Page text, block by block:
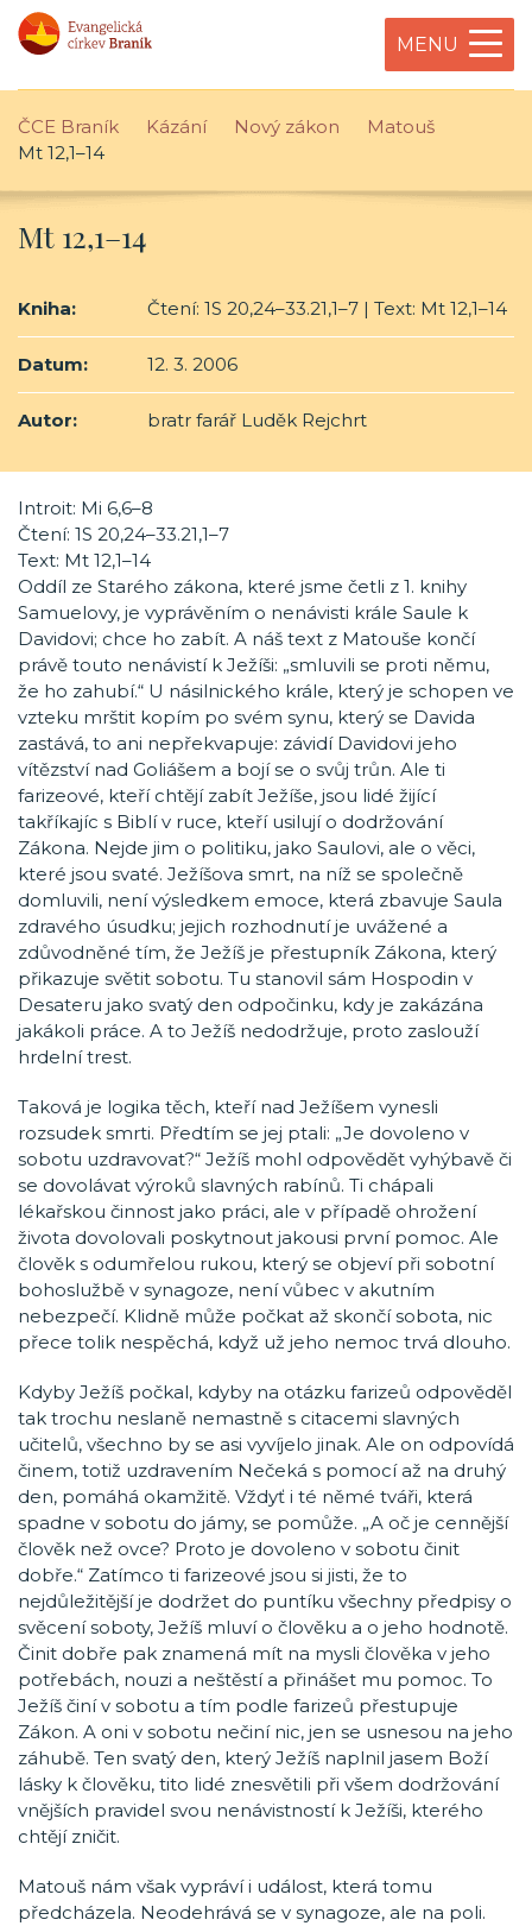
MENU
ČCE Braník Kázání Nový zákon
Matouš
Mt 12,1–14
Mt 12,1–14
Kniha: Čtení: 1S 20,24–33.21,1–7 | Text: Mt 12,1–14
Datum: 12. 3. 2006
Autor: bratr farář Luděk Rejchrt
Introit: Mi 6,6–8
Čtení: 1S 20,24–33.21,1–7
Text: Mt 12,1–14
Oddíl ze Starého zákona, které jsme četli z 1. knihy
Samuelovy, je vyprávěním o nenávisti krále Saule k
Davidovi; chce ho zabít. A náš text z Matouše končí
právě touto nenávistí k Ježíši: „smluvili se proti němu,
že ho zahubí.“ U násilnického krále, který je schopen ve
vzteku mrštit kopím po svém synu, který se Davida
zastává, to ani nepřekvapuje: závidí Davidovi jeho
vítězství nad Goliášem a bojí se o svůj trůn. Ale ti
farizeové, kteří chtějí zabít Ježíše, jsou lidé žijící
takříkajíc s Biblí v ruce, kteří usilují o dodržování
Zákona. Nejde jim o politiku, jako Saulovi, ale o věci,
které jsou svaté. Ježíšova smrt, na níž se společně
domluvili, není výsledkem emoce, která zbavuje Saula
zdravého úsudku; jejich rozhodnutí je uvážené a
zdůvodněné tím, že Ježíš je přestupník Zákona, který
přikazuje světit sobotu. Tu stanovil sám Hospodin v
Desateru jako svatý den odpočinku, kdy je zakázána
jakákoli práce. A to Ježíš nedodržuje, proto zaslouží
hrdelní trest.
Taková je logika těch, kteří nad Ježíšem vynesli
rozsudek smrti. Předtím se jej ptali: „Je dovoleno v
sobotu uzdravovat?“ Ježíš mohl odpovědět vyhýbavě či
se dovolávat výroků slavných rabínů. Ti chápali
lékařskou činnost jako práci, ale v případě ohrožení
života dovolovali poskytnout jakousi první pomoc. Ale
člověk s odumřelou rukou, který se objeví při sobotní
bohoslužbě v synagoze, není vůbec v akutním
nebezpečí. Klidně může počkat až skončí sobota, nic
přece tolik nespěchá, když už jeho nemoc trvá dlouho.
Kdyby Ježíš počkal, kdyby na otázku farizeů odpověděl
tak trochu neslaně nemastně s citacemi slavných
učitelů, všechno by se asi vyvíjelo jinak. Ale on odpovídá
činem, totiž uzdravením Nečeká s pomocí až na druhý
den, pomáhá okamžitě. Vždyť i té němé tváři, která
spadne v sobotu do jámy, se pomůže. „A oč je cennější
člověk než ovce? Proto je dovoleno v sobotu činit
dobře.“ Zatímco ti farizeové jsou si jisti, že to
nejdůležitější je dodržet do puntíku všechny předpisy o
svěcení soboty, Ježíš mluví o člověku a o jeho hodnotě.
Činit dobře pak znamená mít na mysli člověka v jeho
potřebách, nouzi a neštěstí a přinášet mu pomoc. To
Ježíš činí v sobotu a tím podle farizeů přestupuje
Zákon. A oni v sobotu nečiní nic, jen se usnesou na jeho
záhubě. Ten svatý den, který Ježíš naplnil jasem Boží
lásky k člověku, tito lidé znesvětili při všem dodržování
vnějších pravidel svou nenávistností k Ježíši, kterého
chtějí zničit.
Matouš nám však vypráví i událost, která tomu
předcházela. Neodehrává se v synagoze, ale na poli.